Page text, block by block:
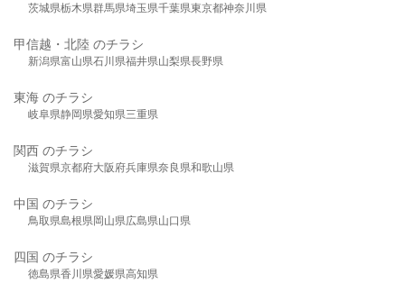
茨城県栃木県群馬県埼玉県千葉県東京都神奈川県
甲信越・北陸 のチラシ
新潟県富山県石川県福井県山梨県長野県
東海 のチラシ
岐阜県静岡県愛知県三重県
関西 のチラシ
滋賀県京都府大阪府兵庫県奈良県和歌山県
中国 のチラシ
鳥取県島根県岡山県広島県山口県
四国 のチラシ
徳島県香川県愛媛県高知県